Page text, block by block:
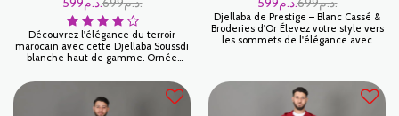
Découvrez l'élégance du terroir
marocain avec cette Djellaba Soussdi
blanche haut de gamme. Ornée
cette tenue traditionnelle allie
confort et prestige. Parfaite pour les
mariages, l'Aïd ou les cérémonies.
Djellaba de Prestige – Blanc Cassé &
Broderies d'Or Élevez votre style vers
les sommets de l'élégance avec
incarne le luxe discret et le
raffinement absolu du patrimoine
marocain.